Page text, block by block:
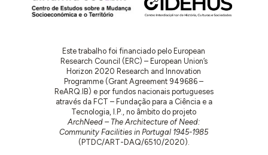
Este trabalho foi financiado pelo European
Research Council (ERC) – European Union’s
Horizon 2020 Research and Innovation
Programme (Grant Agreement 949686 –
ReARQ.IB) e por fundos nacionais portugueses
através da FCT – Fundação para a Ciência e a
Tecnologia, I.P., no âmbito do projeto
ArchNeed – The Architecture of Need:
Community Facilities in Portugal 1945-1985
(PTDC/ART-DAQ/6510/2020).